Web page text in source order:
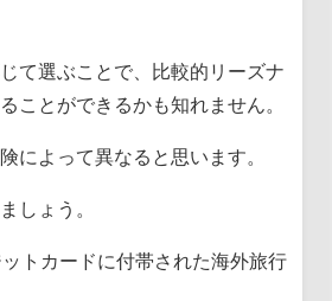
て選ぶことで、比較的リーズナ
ことができるかも知れません。
によって異なると思います。
しょう。
トカードに付帯された海外旅行